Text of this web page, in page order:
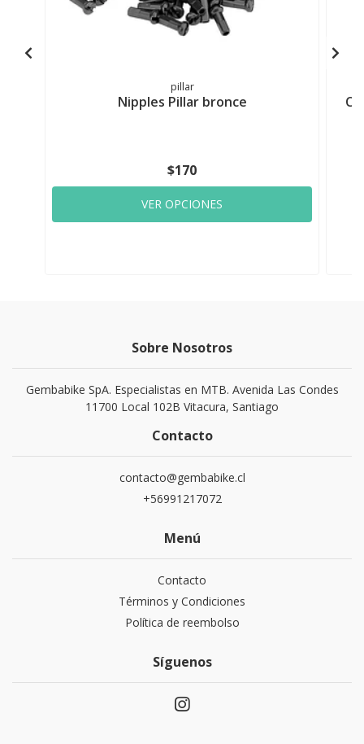
pillar
Nipples Pillar bronce
$170
VER OPCIONES
Sobre Nosotros
Gembabike SpA. Especialistas en MTB. Avenida Las Condes
11700 Local 102B Vitacura, Santiago
Contacto
contacto@gembabike.cl
+56991217072
Menú
Contacto
Términos y Condiciones
Política de reembolso
Síguenos